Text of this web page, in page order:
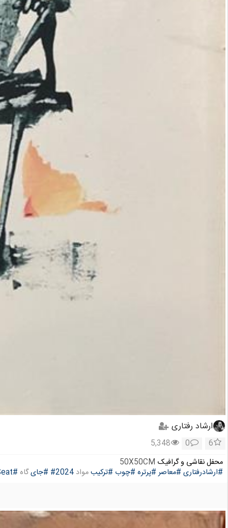
ارشاد رفتاری
6
0
5,348
محفل نقاشی و گرافیک 50X50CM
#ارشادرفتاری #معاصر #پرتره #چوب #ترکیبمواد #2024 #جایگاه #Seat